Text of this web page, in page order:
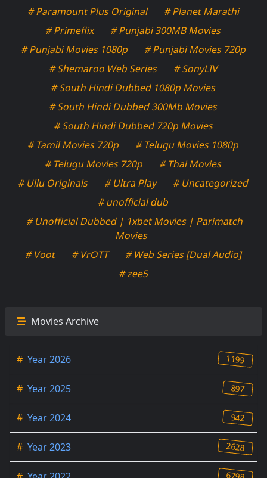
# Paramount Plus Original
# Planet Marathi
# Primeflix
# Punjabi 300MB Movies
# Punjabi Movies 1080p
# Punjabi Movies 720p
# Shemaroo Web Series
# SonyLIV
# South Hindi Dubbed 1080p Movies
# South Hindi Dubbed 300Mb Movies
# South Hindi Dubbed 720p Movies
# Tamil Movies 720p
# Telugu Movies 1080p
# Telugu Movies 720p
# Thai Movies
# Ullu Originals
# Ultra Play
# Uncategorized
# unofficial dub
# Unofficial Dubbed | 1xbet Movies | Parimatch
Movies
# Voot
# VrOTT
# Web Series [Dual Audio]
# zee5
Movies Archive
# Year 2026 1199
# Year 2025 897
# Year 2024 942
# Year 2023 2628